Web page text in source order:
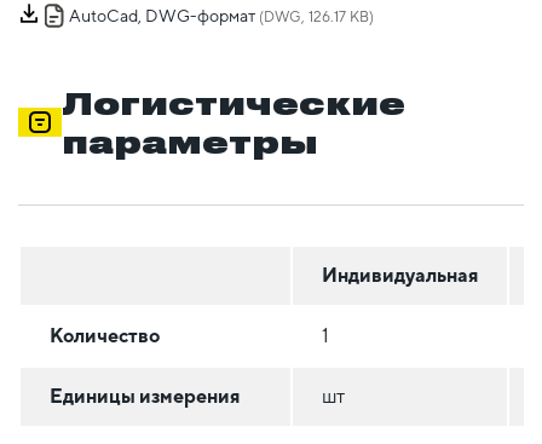
AutoCad, DWG-формат (DWG, 126.17 KB)
Логистические
параметры
Индивидуальная
Количество 1
Единицы измерения шт